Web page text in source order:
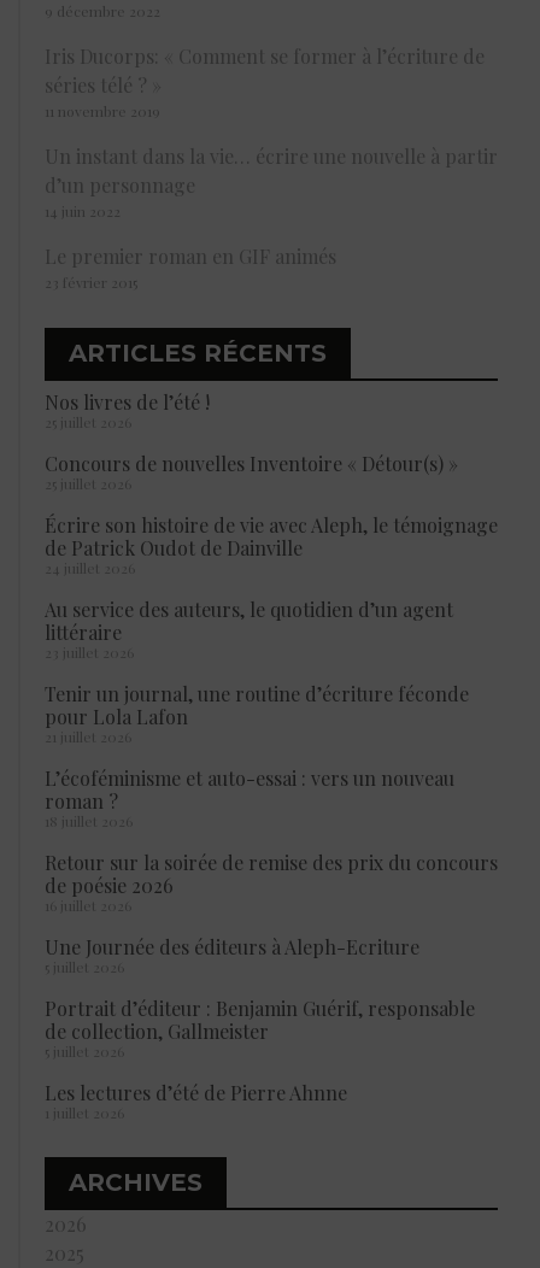
9 décembre 2022
Iris Ducorps: « Comment se former à l’écriture de
séries télé ? »
11 novembre 2019
Un instant dans la vie… écrire une nouvelle à partir
d’un personnage
14 juin 2022
Le premier roman en GIF animés
23 février 2015
ARTICLES RÉCENTS
Nos livres de l’été !
25 juillet 2026
Concours de nouvelles Inventoire « Détour(s) »
25 juillet 2026
Écrire son histoire de vie avec Aleph, le témoignage
de Patrick Oudot de Dainville
24 juillet 2026
Au service des auteurs, le quotidien d’un agent
littéraire
23 juillet 2026
Tenir un journal, une routine d’écriture féconde
pour Lola Lafon
21 juillet 2026
L’écoféminisme et auto-essai : vers un nouveau
roman ?
18 juillet 2026
Retour sur la soirée de remise des prix du concours
de poésie 2026
16 juillet 2026
Une Journée des éditeurs à Aleph-Ecriture
5 juillet 2026
Portrait d’éditeur : Benjamin Guérif, responsable
de collection, Gallmeister
5 juillet 2026
Les lectures d’été de Pierre Ahnne
1 juillet 2026
ARCHIVES
2026
2025